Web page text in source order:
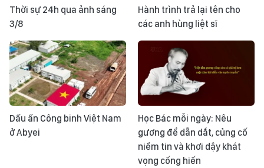
Thời sự 24h qua ảnh sáng
3/8
Hành trình trả lại tên cho
các anh hùng liệt sĩ
Dấu ấn Công binh Việt Nam
ở Abyei
Học Bác mỗi ngày: Nêu
gương để dẫn dắt, củng cố
niềm tin và khơi dậy khát
vọng cống hiến